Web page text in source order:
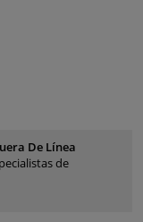
De Línea
de